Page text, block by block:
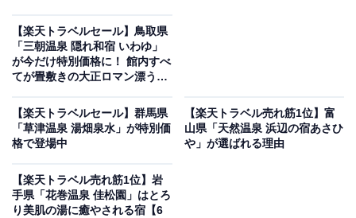
TAOYA那智勝浦（画像出典：楽天トラベル）
位を獲得しているのは、「TAOYA那智勝浦」です。
【楽天トラベルセール】鳥取県
「三朝温泉 隠れ和宿 いわゆ」
が今だけ特別価格に！ 館内すべ
てが畳敷きの大正ロマン漂う純
【楽天トラベルセール】群馬県
「草津温泉 湯畑泉水」が特別価
格で登場中
【楽天トラベル売れ筋1位】富
山県「天然温泉 浜辺の宿あさひ
や」が選ばれる理由
【楽天トラベル売れ筋1位】岩
手県「花巻温泉 佳松園」はとろ
り美肌の湯に癒やされる宿【6